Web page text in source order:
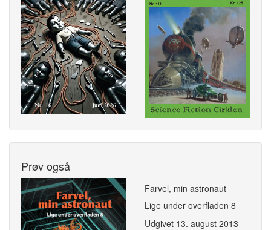
Prøv også
Farvel, min astronaut
Lige under overfladen 8
Udgivet 13. august 2013